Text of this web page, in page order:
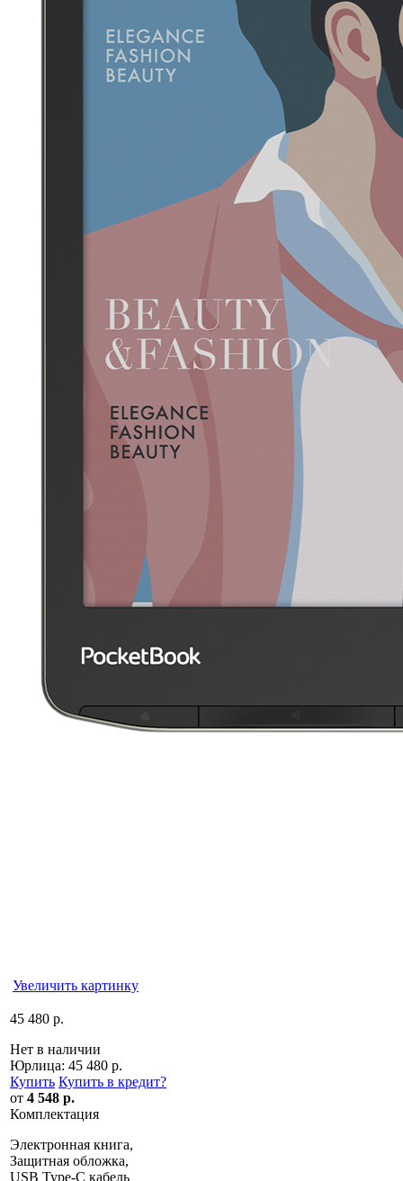
Увеличить картинку
45 480 р.
Нет в наличии
Юрлица: 45 480 р.
Купить Купить в кредит?
от 4 548 р.
Комплектация
Электронная книга,
Защитная обложка,
USB Type-C кабель